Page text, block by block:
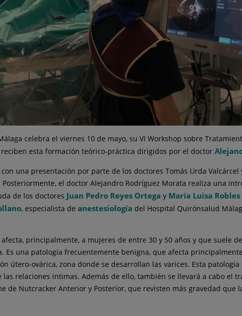
celebra el viernes 10 de mayo, su VI Workshop sobre
esta formación teórico-práctica dirigidos por el doctor
una presentación por parte de los doctores Tomás Urda Valcárcel
el doctor Alejandro Rodríguez Morata realiza una
de los doctores Juan Pedro Reyes Ortega y María Luisa
, especialista de anestesiología del Hospital Quirónsalud
principalmente, a mujeres de entre 30 y 50 años y que suele
una patología frecuentemente benigna, que afecta
útero-ovárica, zona donde se desarrollan las varices. Esta
relaciones íntimas. Además de ello, también se llevará a cabo el
de Nutcracker Anterior y Posterior, que revisten más gravedad que